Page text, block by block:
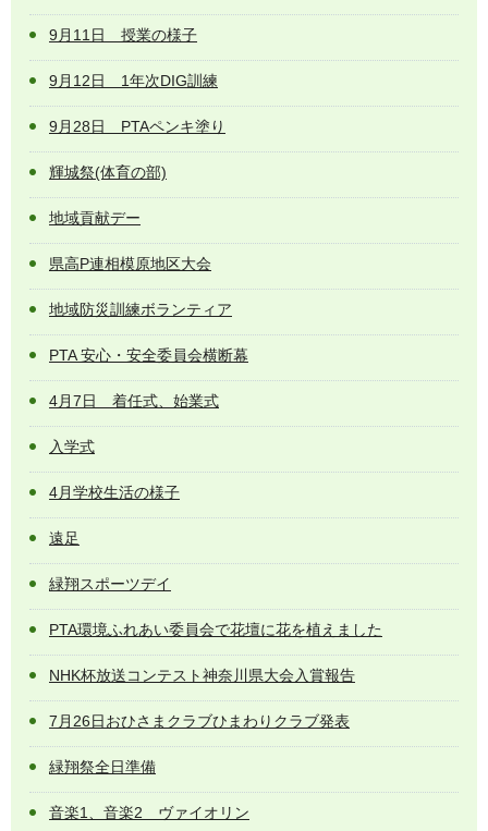
9月11日 授業の様子
9月12日 1年次DIG訓練
9月28日 PTAペンキ塗り
輝城祭(体育の部)
地域貢献デー
県高P連相模原地区大会
地域防災訓練ボランティア
PTA 安心・安全委員会横断幕
4月7日 着任式、始業式
入学式
4月学校生活の様子
遠足
緑翔スポーツデイ
PTA環境ふれあい委員会で花壇に花を植えました
NHK杯放送コンテスト神奈川県大会入賞報告
7月26日おひさまクラブひまわりクラブ発表
緑翔祭全日準備
音楽1、音楽2 ヴァイオリン